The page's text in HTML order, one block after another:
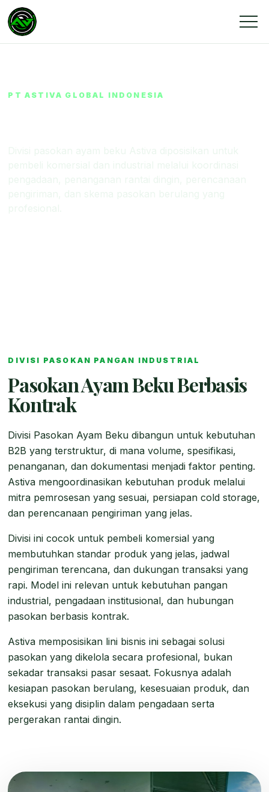
PT ASTIVA GLOBAL INDONESIA
DIVISI PASOKAN PANGAN INDUSTRIAL
Pasokan Ayam Beku Berbasis
Kontrak
Divisi Pasokan Ayam Beku dibangun untuk kebutuhan
B2B yang terstruktur, di mana volume, spesifikasi,
penanganan, dan dokumentasi menjadi faktor penting.
Astiva mengoordinasikan kebutuhan produk melalui
mitra pemrosesan yang sesuai, persiapan cold storage,
dan perencanaan pengiriman yang jelas.
Divisi ini cocok untuk pembeli komersial yang
membutuhkan standar produk yang jelas, jadwal
pengiriman terencana, dan dukungan transaksi yang
rapi. Model ini relevan untuk kebutuhan pangan
industrial, pengadaan institusional, dan hubungan
pasokan berbasis kontrak.
Astiva memposisikan lini bisnis ini sebagai solusi
pasokan yang dikelola secara profesional, bukan
sekadar transaksi pasar sesaat. Fokusnya adalah
kesiapan pasokan berulang, kesesuaian produk, dan
eksekusi yang disiplin dalam pengadaan serta
pergerakan rantai dingin.